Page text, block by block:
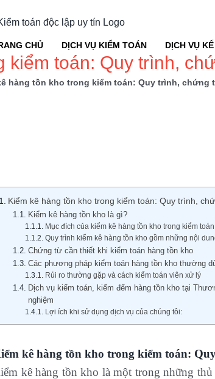
CHỦ DỊCH VỤ KIỂM TOÁN DỊCH VỤ
kiểm toán: Quy trình,
hàng tồn kho trong kiểm toán: Quy trình,
Kiểm kê hàng tồn kho trong kiểm toán: Quy trình,
Kiểm kê hàng tồn kho là gì?
Mục đích của kiểm kê hàng tồn kho trong kiểm
Quy trình kiểm kê hàng tồn kho gồm những nội
Chứng từ cần thiết khi kiểm toán hàng tồn kho
Các phương pháp kiểm toán hàng tồn kho thường
Rủi ro thường gặp và cách kiểm toán viên xử lý
Dịch vụ kiểm toán, kiểm đếm hàng tồn kho tại
nghiệm
Lợi ích khi sử dụng dịch vụ của chúng tôi:
kê hàng tồn kho trong kiểm toán:
kê hàng tồn kho là một trong những